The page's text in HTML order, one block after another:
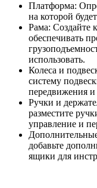
Платформа:
на которой
Рама: Создайте
обеспечивать
использовать.
Колеса и
систему
передвижения и
Ручки и
разместите
управление и
добавьте
ящики для